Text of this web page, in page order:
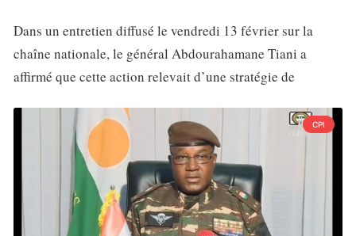
Dans un entretien diffusé le vendredi 13 février sur la
chaîne nationale, le général Abdourahamane Tiani a
affirmé que cette action relevait d’une stratégie de
CPI